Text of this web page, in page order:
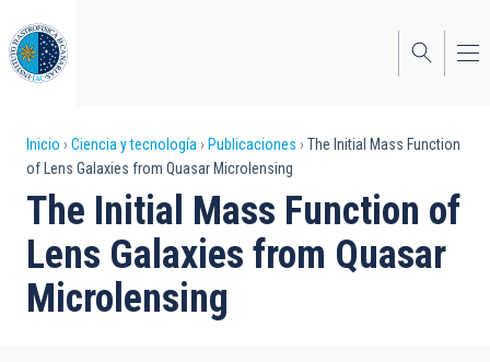
al
contenido
principal
Sobrescribir
enlaces
de
ayuda
a
Inicio Ciencia y tecnología Publicaciones
The Initial Mass Function
of Lens Galaxies from Quasar Microlensing
The Initial Mass Function of
Lens Galaxies from Quasar
Microlensing